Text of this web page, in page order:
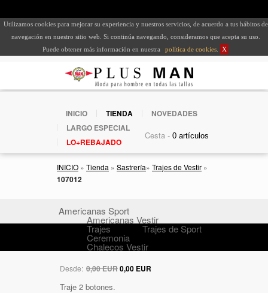
Utilizamos cookies para mejorar su experiencia y nuestros servicios, de acuerdo a tus hábitos de
navegación en nuestro sitio web. Si continúa navegando, consideramos que acepta su uso.
Puede obtener más información en nuestra
política de cookies X
INICIO TIENDA
NOVEDADES
LARGO ESPECIAL
LO+REBAJADO
Cesta -
INICIO » Tienda » Sastrería» Trajes de Vestir »
107012
Americanas Sport
Americanas Vestir
Trajes Trajes de Sport
Ceremonia
Chalecos Vestir
Desde: 0,00 EUR0,00 EUR
Traje 2 botones.